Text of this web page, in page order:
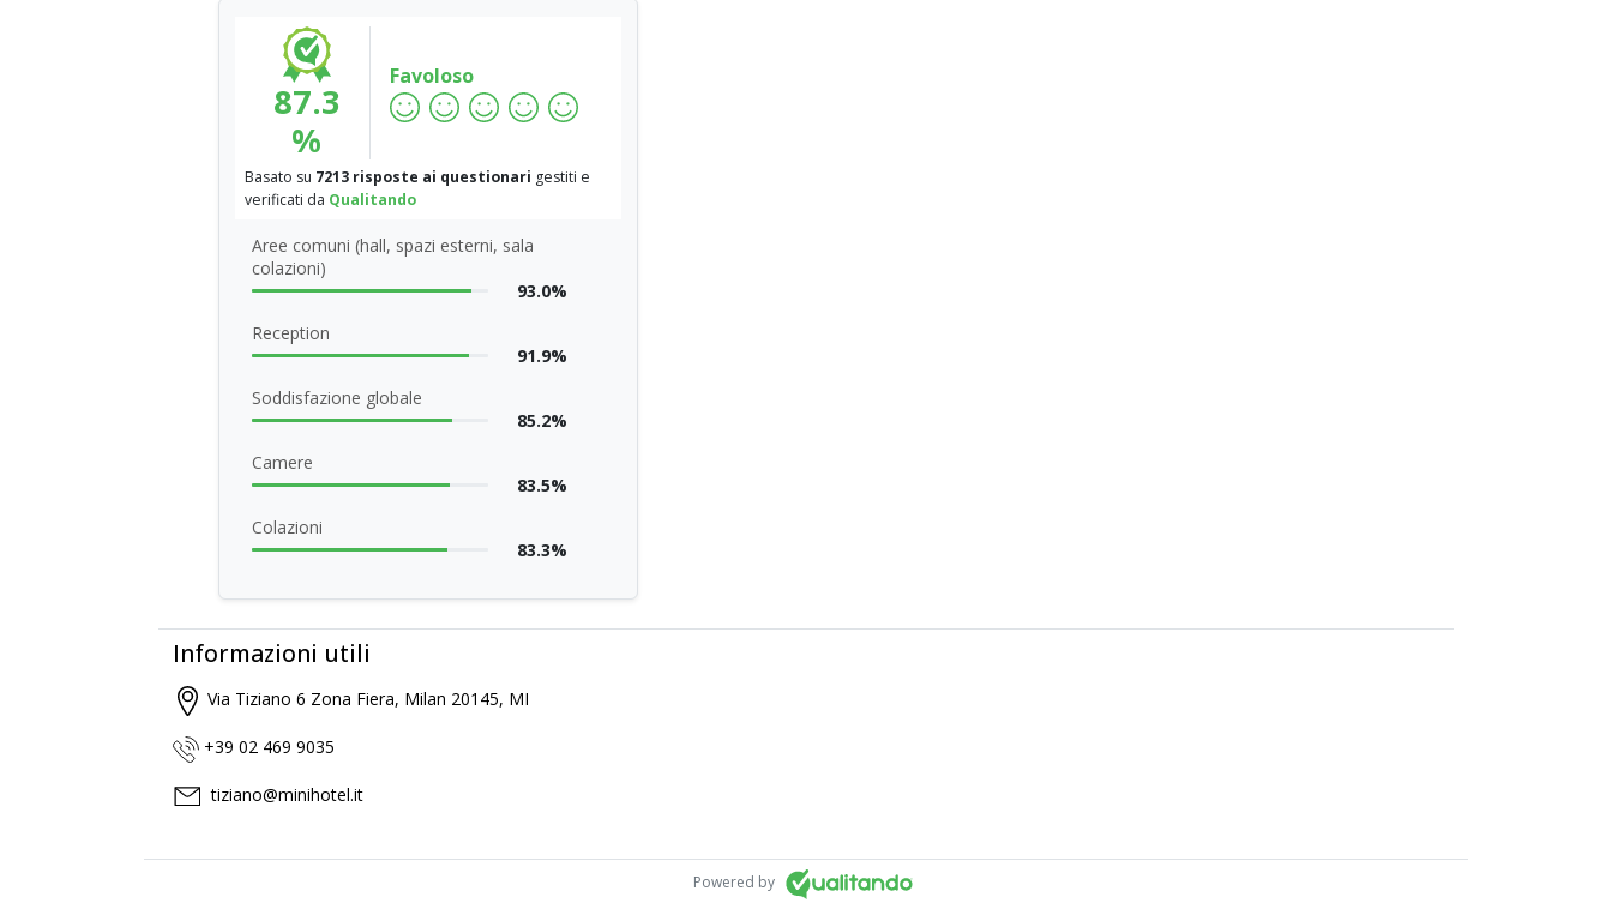
87.3
%
Favoloso
Basato su 7213 risposte ai questionari gestiti e
verificati da Qualitando
Aree comuni (hall, spazi esterni, sala
colazioni)
93.0%
Reception
91.9%
Soddisfazione globale
85.2%
Camere
83.5%
Colazioni
83.3%
Informazioni utili
Via Tiziano 6 Zona Fiera, Milan 20145, MI
+39 02 469 9035
tiziano@minihotel.it
Powered by